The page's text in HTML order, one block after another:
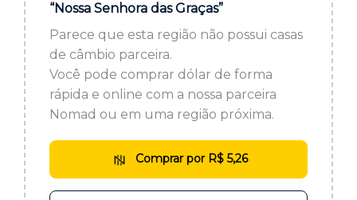
CADASTRE-SE
“Nossa Senhora das Graças”
Parece que esta região não possui casas
de câmbio parceira.
Você pode comprar dólar de forma
rápida e online com a nossa parceira
Nomad ou em uma região próxima.
Comprar por R$ 5,26